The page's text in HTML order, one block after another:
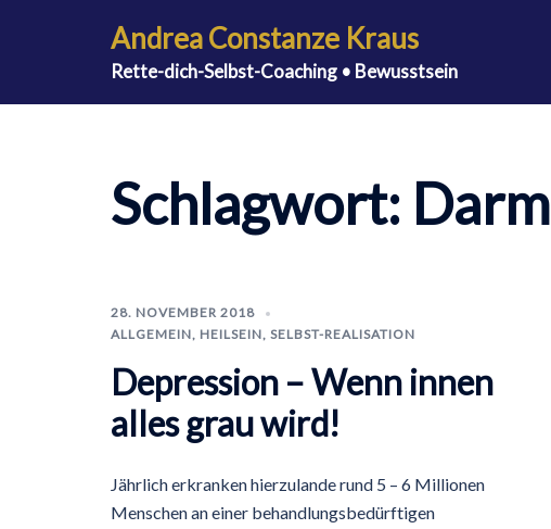
Andrea Constanze Kraus
Rette-dich-Selbst-Coaching • Bewusstsein
Schlagwort: Darm
28. NOVEMBER 2018
ALLGEMEIN, HEILSEIN, SELBST-REALISATION
Depression – Wenn innen
alles grau wird!
Jährlich erkranken hierzulande rund 5 – 6 Millionen
Menschen an einer behandlungsbedürftigen